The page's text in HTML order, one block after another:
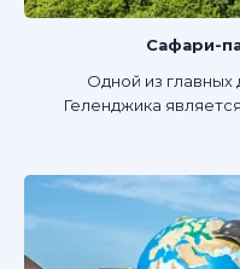
Сафари-
Одной из
Геленджика